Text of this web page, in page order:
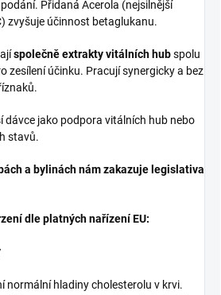
Přidaná Acerola (nejsilnější
zvyšuje účinnost betaglukanu.
společně extrakty vitálních hubspolu
zesílení účinku. Pracují synergicky a bez
dávce jako podpora vitálních hub nebo
stavů.
a bylinách nám zakazuje legislativa
dle platných nařízení EU:
normální hladiny cholesterolu v krvi.